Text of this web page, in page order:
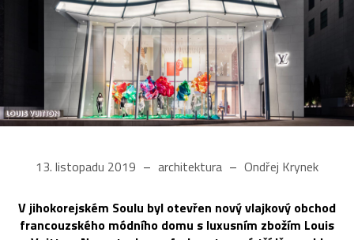
13. listopadu 2019 architektura Ondřej Krynek
V jihokorejském Soulu byl otevřen nový vlajkový obchod
francouzského módního domu s luxusním zbožím Louis